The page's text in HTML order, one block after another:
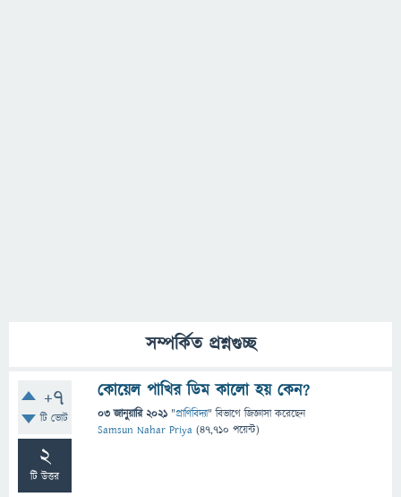
সম্পর্কিত প্রশ্নগুচ্ছ
+7
টি ভোট
2
টি উত্তর
কোয়েল পাখির ডিম কালো হয় কেন?
03 জানুয়ারি 2021 "প্রাণিবিদ্যা" বিভাগে জিজ্ঞাসাকরেছেন
Samsun Nahar Priya (47,710 পয়েন্ট)